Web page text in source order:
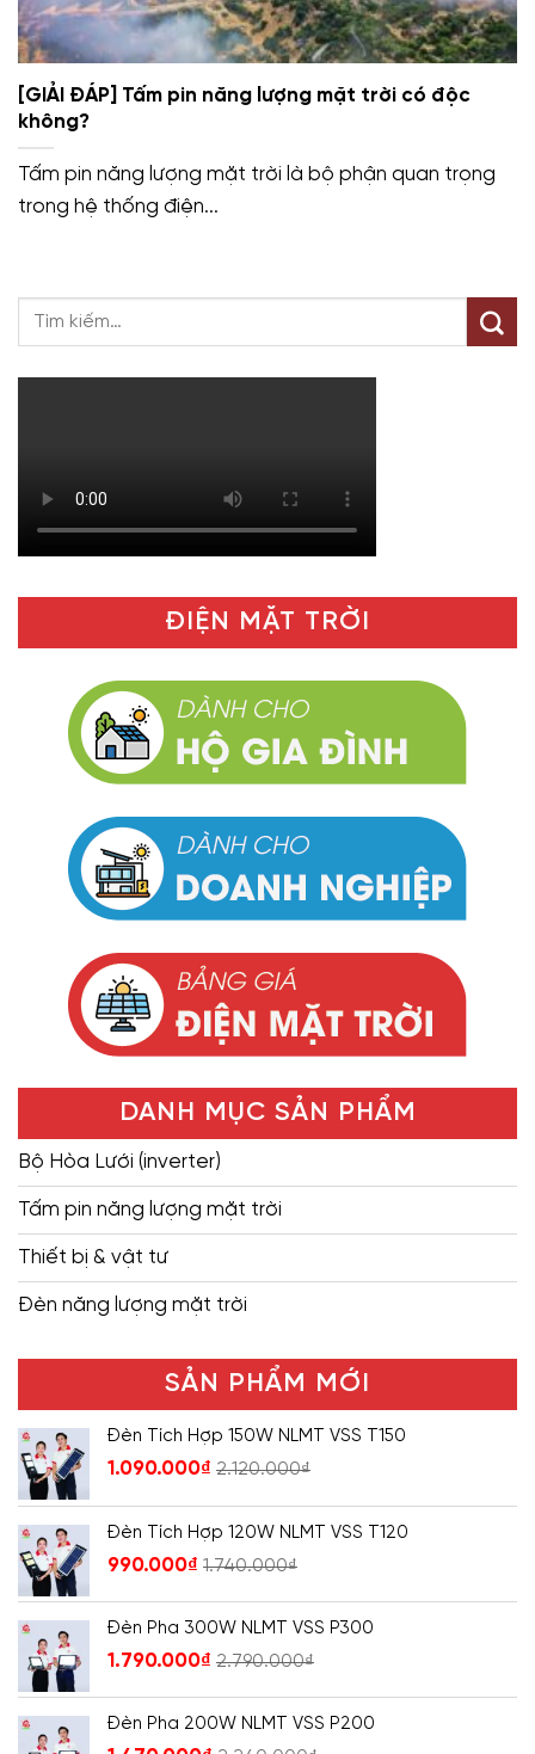
[GIẢI ĐÁP] Tấm pin năng lượng mặt trời có độc
không?
Tấm pin năng lượng mặt trời là bộ phận quan trọng
trong hệ thống điện...
ĐIỆN MẶT TRỜI
DANH MỤC SẢN PHẨM
Bộ Hòa Lưới (inverter)
Tấm pin năng lượng mặt trời
Thiết bị & vật tư
Đèn năng lượng mặt trời
SẢN PHẨM MỚI
Đèn Tích Hợp 150W NLMT VSS T150
1.090.000₫ 2.120.000₫
Đèn Tích Hợp 120W NLMT VSS T120
990.000₫ 1.740.000₫
Đèn Pha 300W NLMT VSS P300
1.790.000₫ 2.790.000₫
Đèn Pha 200W NLMT VSS P200